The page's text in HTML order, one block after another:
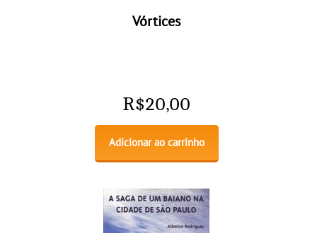
Vórtices
R$20,00
Adicionar ao carrinho